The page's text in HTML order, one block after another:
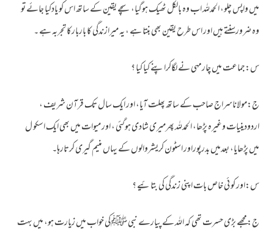
میں واپس چلو، الحمدللہ اب وہ بالکل ٹھیک ہوگیا، سچے یقین کے ساتھ اس کو یادکیا جائے تو
وہ ضرورسنتے ہیں اور اس طرح یقین بھی بنتا ہے ، یہ میرازندگی کا باربارکا تجربہ ہے ۔
س:جماعت میں چارمہی نے لگاکراپنے کیا کیا ؟
ج:مولاناسراج صاحب کے ساتھ پھلت آیا، اور ایک سال تک قرآن شریف ،
اردودینیات وغیرہ پڑھا، الحمدللہ پھرمیری شادی ہوگئی ، اور میوات میں بھی ایک اسکو ل
میں پڑھایا، بعدمیں بدرپوراور اسٹون کریشروالوں کے یہاں منیم گیری کرتارہا۔
س:اور کو ئی خاص بات اپنی زندگی کی بتائیے ؟
ج:مجھے بڑی حسرت تھی کہ اللہ کے پیارے نبی ﷺکی خواب میں زیارت ہو، میں بہت